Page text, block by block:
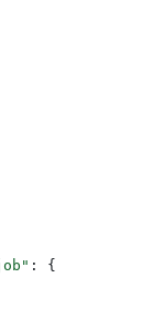
: {